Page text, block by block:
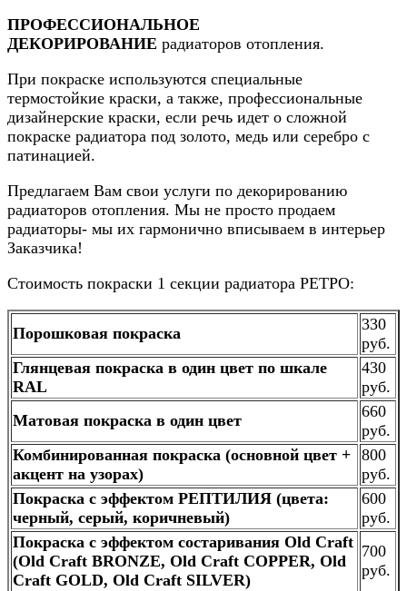
ПРОФЕССИОНАЛЬНОЕ
ДЕКОРИРОВАНИЕ радиаторов отопления.
При покраске используются специальные
термостойкие краски, а также, профессиональные
дизайнерские краски, если речь идет о сложной
покраске радиатора под золото, медь или серебро с
патинацией.
Предлагаем Вам свои услуги по декорированию
радиаторов отопления. Мы не просто продаем
радиаторы- мы их гармонично вписываем в интерьер
Заказчика!
Стоимость покраски 1 секции радиатора РЕТРО:
Порошковая покраска
330
руб.
Глянцевая покраска в один цвет по шкале
RAL
430
руб.
Матовая покраска в один цвет
660
руб.
Комбинированная покраска (основной цвет +
акцент на узорах)
800
руб.
Покраска с эффектом РЕПТИЛИЯ (цвета:
черный, серый, коричневый)
600
руб.
Покраска с эффектом состаривания Old Craft
(Old Craft BRONZE, Old Craft COPPER, Old
Craft GOLD, Old Craft SILVER)
700
руб.